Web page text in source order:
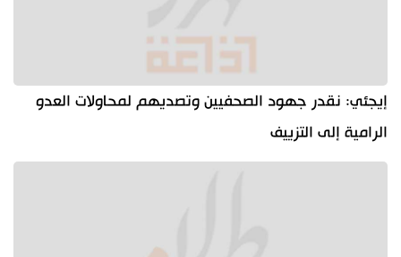
إيجئي: نقدر جهود الصحفيين وتصديهم لمحاولات العدو
الرامية إلى التزييف